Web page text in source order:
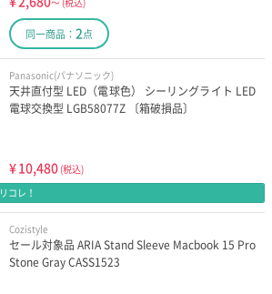
同一商品： 2点
Panasonic(パナソニック)
天井直付型 LED（電球色） シーリングライト LED
電球交換型 LGB58077Z 〔箱破損品〕
¥10,480 (税込)
リコレ！
Cozistyle
セール対象品 ARIA Stand Sleeve Macbook 15 Pro
Stone Gray CASS1523